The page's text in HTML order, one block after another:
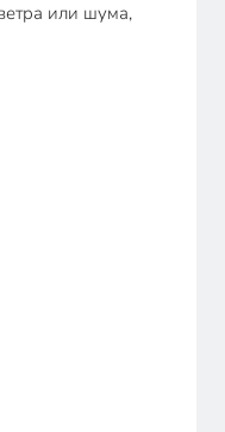
или шума,